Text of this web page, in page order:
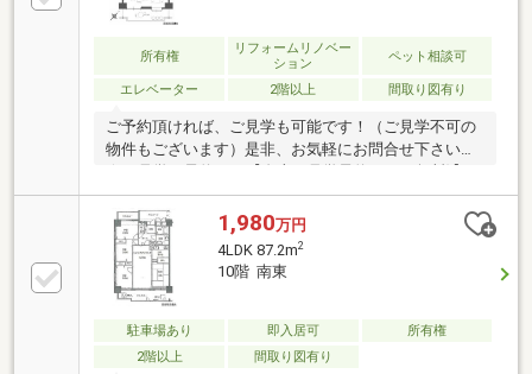
所有権
リフォームリノベー
ション
ペット相談可
エレベーター 2階以上 間取り図有り
ご予約頂ければ、ご見学も可能です！（ご見学不可の
物件もございます）是非、お気軽にお問合せ下さい！
クリック！トータテ住宅販売（株）東営業所まで！！
0120-412-730広島県内に５店舗！地域密着型のトータ
テ！【取扱物件７０８７件 その内未公開物件３０９
４件ご用意しています】トータテのホームページもぜ
ひご覧ください！!https://jyuhan.totate.co.jp/
1,980万円
4LDK 87.2m2
10階 南東
駐車場あり 即入居可
所有権
2階以上
間取り図有り